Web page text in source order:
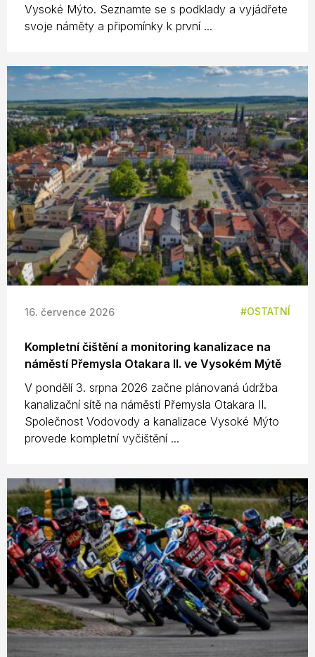
Vysoké Mýto. Seznamte se s podklady a vyjádřete
svoje náměty a připomínky k první ...
16. července 2026 OSTATNÍ
Kompletní čištění a monitoring kanalizace na
náměstí Přemysla Otakara II. ve Vysokém Mýtě
V pondělí 3. srpna 2026 začne plánovaná údržba
kanalizační sítě na náměstí Přemysla Otakara II.
Společnost Vodovody a kanalizace Vysoké Mýto
provede kompletní vyčištění ...